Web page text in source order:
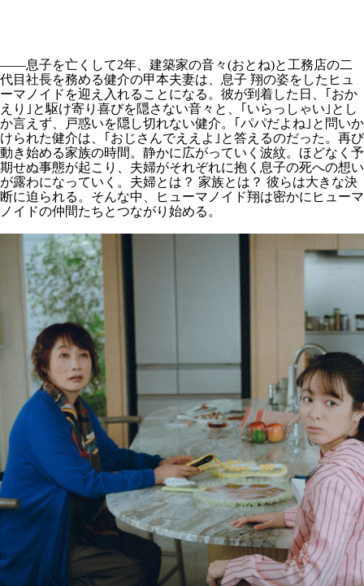
――息子を亡くして2年、建築家の音々(おとね)と工務店の二
代目社長を務める健介の甲本夫妻は、息子 翔の姿をしたヒュ
ーマノイドを迎え入れることになる。彼が到着した日、｢おか
えり｣と駆け寄り喜びを隠さない音々と、｢いらっしゃい｣とし
か言えず、戸惑いを隠し切れない健介。｢パパだよね｣と問いか
けられた健介は、｢おじさんでええよ｣と答えるのだった。再び
動き始める家族の時間。静かに広がっていく波紋。ほどなく予
期せぬ事態が起こり、夫婦がそれぞれに抱く息子の死への想い
が露わになっていく。夫婦とは？ 家族とは？ 彼らは大きな決
断に迫られる。そんな中、ヒューマノイド翔は密かにヒューマ
ノイドの仲間たちとつながり始める。